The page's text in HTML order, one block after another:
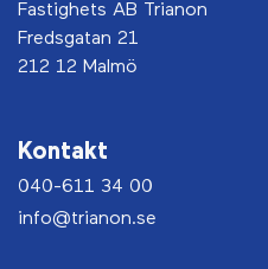
Fastighets AB Trianon
Fredsgatan 21
212 12 Malmö
Kontakt
040-611 34 00
info@trianon.se